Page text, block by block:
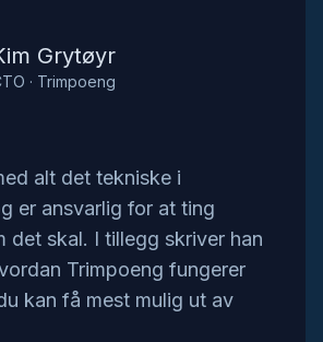
Grytøyr
· Trimpoeng
alt det tekniske i
er ansvarlig for at ting
det skal. I tillegg skriver han
Trimpoeng fungerer
kan få mest mulig ut av